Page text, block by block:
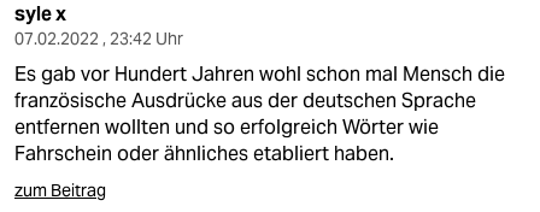
syle x
07.02.2022 , 23:42 Uhr
Es gab vor Hundert Jahren wohl schon mal Mensch die
französische Ausdrücke aus der deutschen Sprache
entfernen wollten und so erfolgreich Wörter wie
Fahrschein oder ähnliches etabliert haben.
zum Beitrag